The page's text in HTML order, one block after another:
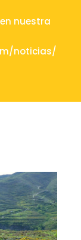
nuestra
noticias/